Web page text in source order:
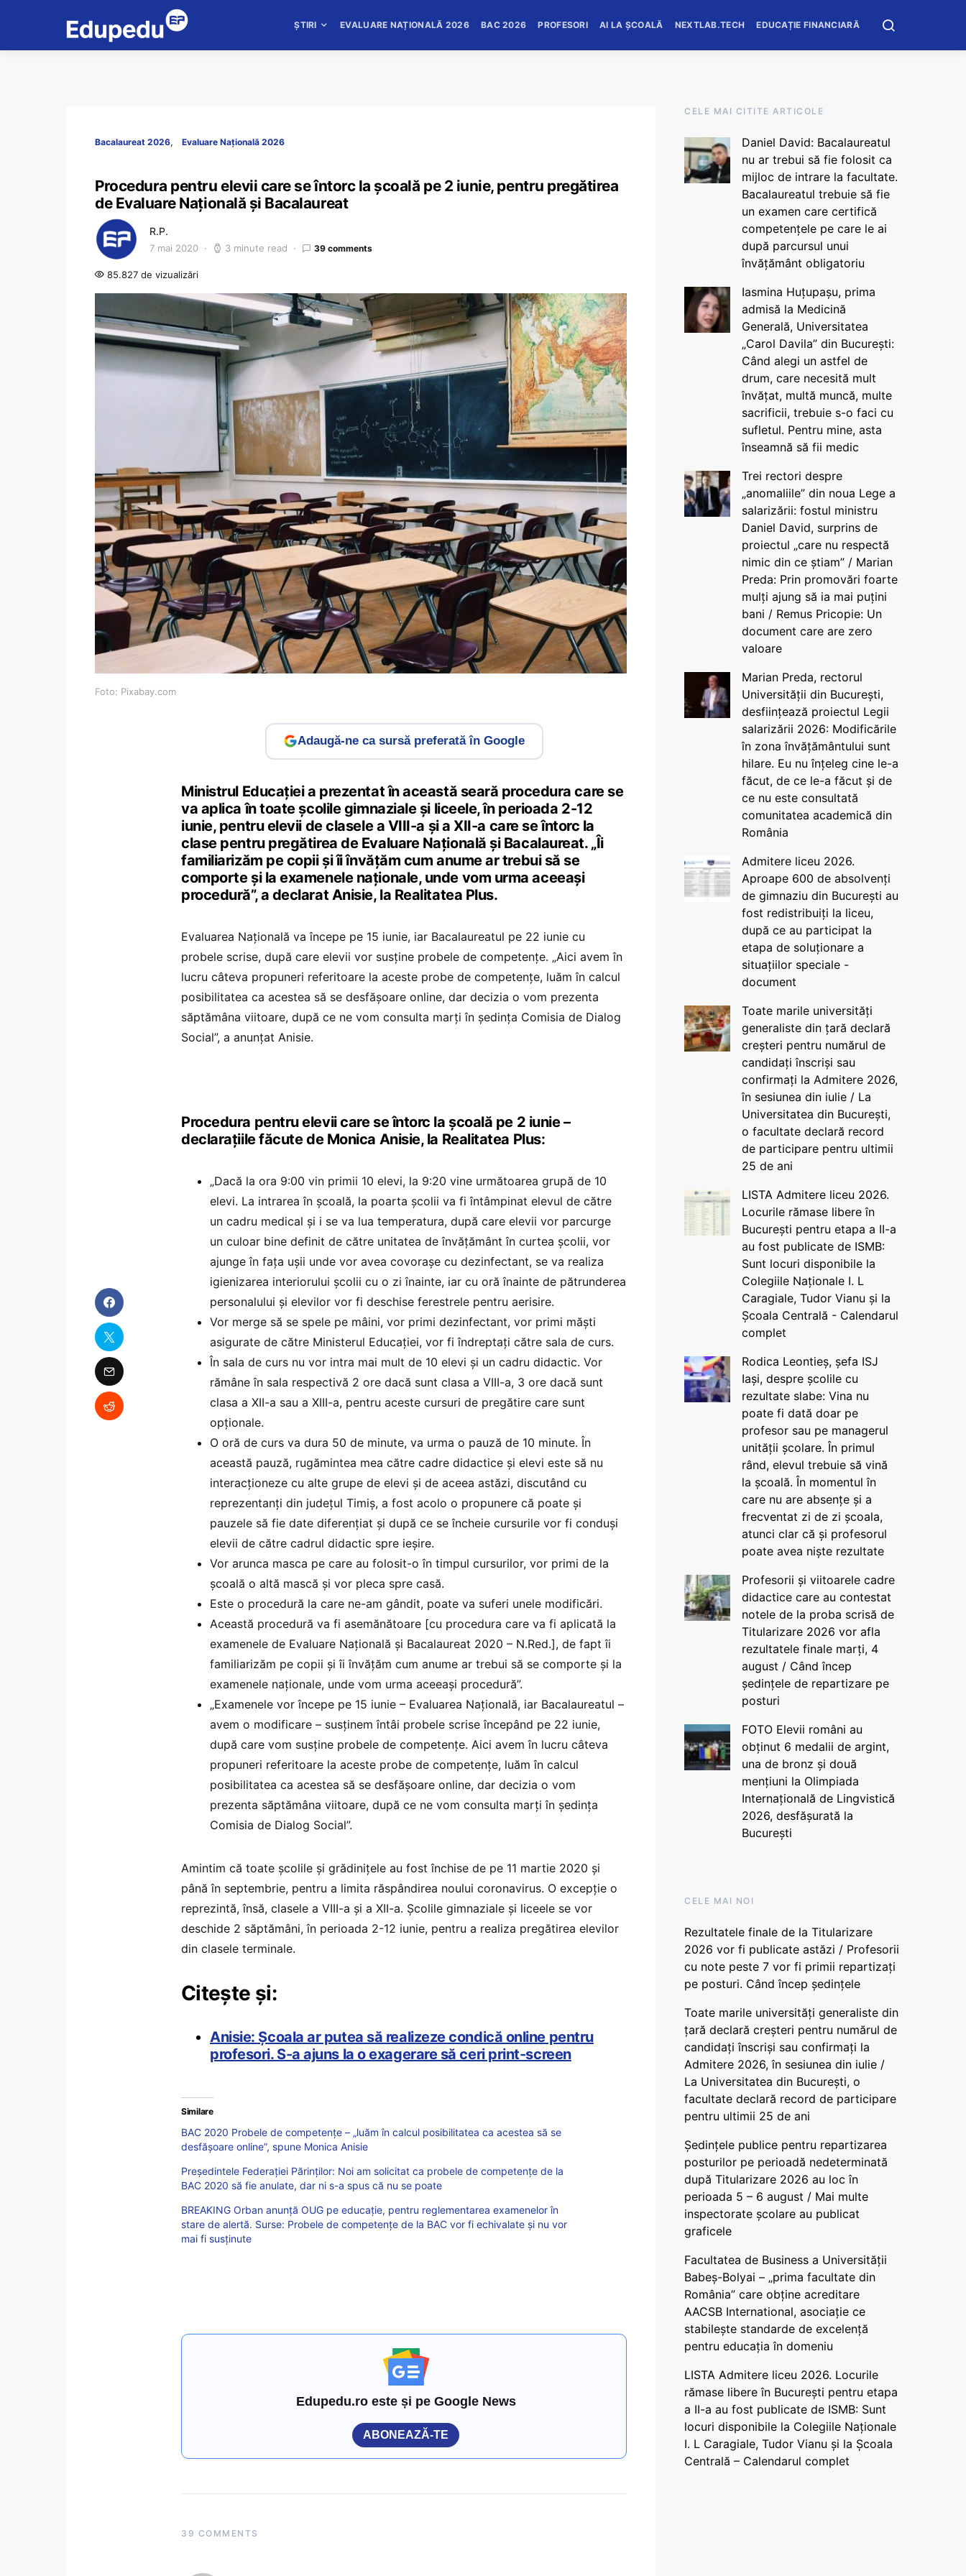
ȘTIRI EVALUARE NAȚIONALĂ 2026 BAC 2026 PROFESORI AI LA ȘCOALĂ NEXTLAB.TECH EDUCAȚIE FINANCIARĂ
Bacalaureat 2026 Evaluare Națională 2026
Procedura pentru elevii care se întorc la școală pe 2 iunie, pentru pregătirea
de Evaluare Națională și Bacalaureat
R.P.
7 mai 2020 3 minute read 39 comments
85.827 de vizualizări
Foto: Pixabay.com
Adaugă-ne ca sursă preferată în Google
Ministrul Educației a prezentat în această seară procedura care se
va aplica în toate școlile gimnaziale și liceele, în perioada 2-12
iunie, pentru elevii de clasele a VIII-a și a XII-a care se întorc la
clase pentru pregătirea de Evaluare Națională și Bacalaureat. „Îi
familiarizăm pe copii și îi învățăm cum anume ar trebui să se
comporte și la examenele naționale, unde vom urma aceeași
procedură”, a declarat Anisie, la Realitatea Plus.
Evaluarea Națională va începe pe 15 iunie, iar Bacalaureatul pe 22 iunie cu
probele scrise, după care elevii vor susține probele de competențe. „Aici avem în
lucru câteva propuneri referitoare la aceste probe de competențe, luăm în calcul
posibilitatea ca acestea să se desfășoare online, dar decizia o vom prezenta
săptămâna viitoare, după ce ne vom consulta marți în ședința Comisia de Dialog
Social”, a anunțat Anisie.
Procedura pentru elevii care se întorc la școală pe 2 iunie –
declarațiile făcute de Monica Anisie, la Realitatea Plus:
„Dacă la ora 9:00 vin primii 10 elevi, la 9:20 vine următoarea grupă de 10
elevi. La intrarea în școală, la poarta școlii va fi întâmpinat elevul de către
un cadru medical și i se va lua temperatura, după care elevii vor parcurge
un culoar bine definit de către unitatea de învățământ în curtea școlii, vor
ajunge în fața ușii unde vor avea covorașe cu dezinfectant, se va realiza
igienizarea interiorului școlii cu o zi înainte, iar cu oră înainte de pătrunderea
personalului și elevilor vor fi deschise ferestrele pentru aerisire.
Vor merge să se spele pe mâini, vor primi dezinfectant, vor primi măști
asigurate de către Ministerul Educației, vor fi îndreptați către sala de curs.
În sala de curs nu vor intra mai mult de 10 elevi și un cadru didactic. Vor
rămâne în sala respectivă 2 ore dacă sunt clasa a VIII-a, 3 ore dacă sunt
clasa a XII-a sau a XIII-a, pentru aceste cursuri de pregătire care sunt
opționale.
O oră de curs va dura 50 de minute, va urma o pauză de 10 minute. În
această pauză, rugămintea mea către cadre didactice și elevi este să nu
interacționeze cu alte grupe de elevi și de aceea astăzi, discutând cu
reprezentanți din județul Timiș, a fost acolo o propunere că poate și
pauzele să fie date diferențiat și după ce se încheie cursurile vor fi conduși
elevii de către cadrul didactic spre ieșire.
Vor arunca masca pe care au folosit-o în timpul cursurilor, vor primi de la
școală o altă mască și vor pleca spre casă.
Este o procedură la care ne-am gândit, poate va suferi unele modificări.
Această procedură va fi asemănătoare [cu procedura care va fi aplicată la
examenele de Evaluare Națională și Bacalaureat 2020 – N.Red.], de fapt îi
familiarizăm pe copii și îi învățăm cum anume ar trebui să se comporte și la
examenele naționale, unde vom urma aceeași procedură”.
„Examenele vor începe pe 15 iunie – Evaluarea Națională, iar Bacalaureatul –
avem o modificare – susținem întâi probele scrise începând pe 22 iunie,
după care vom susține probele de competențe. Aici avem în lucru câteva
propuneri referitoare la aceste probe de competențe, luăm în calcul
posibilitatea ca acestea să se desfășoare online, dar decizia o vom
prezenta săptămâna viitoare, după ce ne vom consulta marți în ședința
Comisia de Dialog Social”.
Amintim că toate școlile și grădinițele au fost închise de pe 11 martie 2020 și
până în septembrie, pentru a limita răspândirea noului coronavirus. O excepție o
reprezintă, însă, clasele a VIII-a și a XII-a. Școlile gimnaziale și liceele se vor
deschide 2 săptămâni, în perioada 2-12 iunie, pentru a realiza pregătirea elevilor
din clasele terminale.
Citește și:
Anisie: Școala ar putea să realizeze condică online pentru
profesori. S-a ajuns la o exagerare să ceri print-screen
Similare
BAC 2020 Probele de competențe – „luăm în calcul posibilitatea ca acestea să se
desfășoare online”, spune Monica Anisie
Președintele Federației Părinților: Noi am solicitat ca probele de competențe de la
BAC 2020 să fie anulate, dar ni s-a spus că nu se poate
BREAKING Orban anunță OUG pe educație, pentru reglementarea examenelor în
stare de alertă. Surse: Probele de competențe de la BAC vor fi echivalate și nu vor
mai fi susținute
Edupedu.ro este și pe Google News
ABONEAZĂ-TE
39 COMMENTS
CELE MAI CITITE ARTICOLE
Daniel David: Bacalaureatul
nu ar trebui să fie folosit ca
mijloc de intrare la facultate.
Bacalaureatul trebuie să fie
un examen care certifică
competențele pe care le ai
după parcursul unui
învățământ obligatoriu
Iasmina Huțupașu, prima
admisă la Medicină
Generală, Universitatea
„Carol Davila” din București:
Când alegi un astfel de
drum, care necesită mult
învățat, multă muncă, multe
sacrificii, trebuie s-o faci cu
sufletul. Pentru mine, asta
înseamnă să fii medic
Trei rectori despre
„anomaliile” din noua Lege a
salarizării: fostul ministru
Daniel David, surprins de
proiectul „care nu respectă
nimic din ce știam” / Marian
Preda: Prin promovări foarte
mulți ajung să ia mai puțini
bani / Remus Pricopie: Un
document care are zero
valoare
Marian Preda, rectorul
Universității din București,
desființează proiectul Legii
salarizării 2026: Modificările
în zona învățământului sunt
hilare. Eu nu înțeleg cine le-a
făcut, de ce le-a făcut și de
ce nu este consultată
comunitatea academică din
România
Admitere liceu 2026.
Aproape 600 de absolvenți
de gimnaziu din București au
fost redistribuiți la liceu,
după ce au participat la
etapa de soluționare a
situațiilor speciale -
document
Toate marile universități
generaliste din țară declară
creșteri pentru numărul de
candidați înscriși sau
confirmați la Admitere 2026,
în sesiunea din iulie / La
Universitatea din București,
o facultate declară record
de participare pentru ultimii
25 de ani
LISTA Admitere liceu 2026.
Locurile rămase libere în
București pentru etapa a II-a
au fost publicate de ISMB:
Sunt locuri disponibile la
Colegiile Naționale I. L
Caragiale, Tudor Vianu și la
Școala Centrală - Calendarul
complet
Rodica Leontieș, șefa ISJ
Iași, despre școlile cu
rezultate slabe: Vina nu
poate fi dată doar pe
profesor sau pe managerul
unității școlare. În primul
rând, elevul trebuie să vină
la școală. În momentul în
care nu are absențe și a
frecventat zi de zi școala,
atunci clar că și profesorul
poate avea niște rezultate
Profesorii și viitoarele cadre
didactice care au contestat
notele de la proba scrisă de
Titularizare 2026 vor afla
rezultatele finale marți, 4
august / Când încep
ședințele de repartizare pe
posturi
FOTO Elevii români au
obținut 6 medalii de argint,
una de bronz și două
mențiuni la Olimpiada
Internațională de Lingvistică
2026, desfășurată la
București
CELE MAI NOI
Rezultatele finale de la Titularizare
2026 vor fi publicate astăzi / Profesorii
cu note peste 7 vor fi primii repartizați
pe posturi. Când încep ședințele
Toate marile universități generaliste din
țară declară creșteri pentru numărul de
candidați înscriși sau confirmați la
Admitere 2026, în sesiunea din iulie /
La Universitatea din București, o
facultate declară record de participare
pentru ultimii 25 de ani
Ședințele publice pentru repartizarea
posturilor pe perioadă nedeterminată
după Titularizare 2026 au loc în
perioada 5 – 6 august / Mai multe
inspectorate școlare au publicat
graficele
Facultatea de Business a Universității
Babeș-Bolyai – „prima facultate din
România” care obține acreditare
AACSB International, asociație ce
stabilește standarde de excelență
pentru educația în domeniu
LISTA Admitere liceu 2026. Locurile
rămase libere în București pentru etapa
a II-a au fost publicate de ISMB: Sunt
locuri disponibile la Colegiile Naționale
I. L Caragiale, Tudor Vianu și la Școala
Centrală – Calendarul complet